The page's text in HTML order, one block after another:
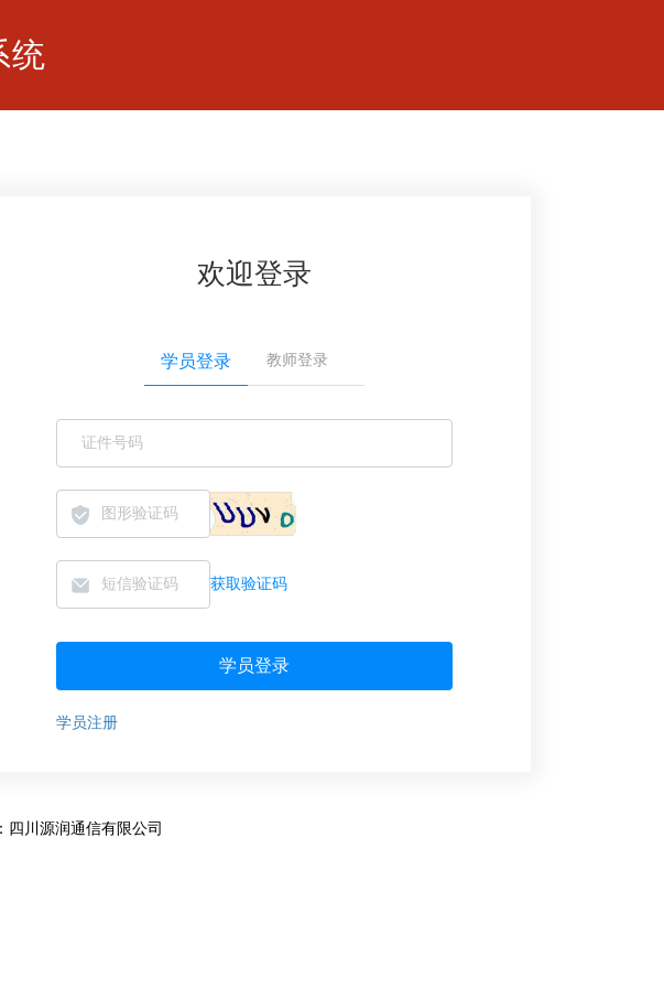
统
欢迎登录
学员登录 教师登录
获取验证码
学员注册
四川源润通信有限公司